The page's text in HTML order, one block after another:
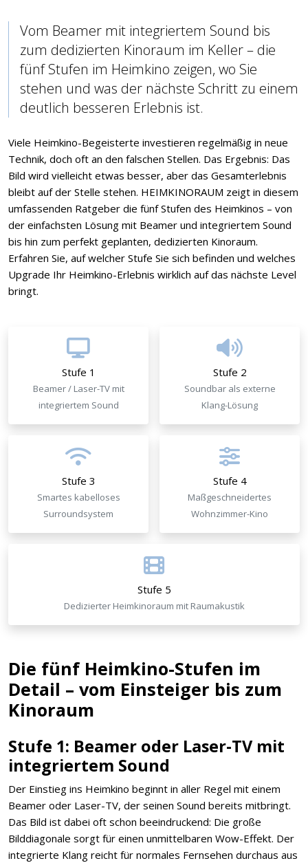
Vom Beamer mit integriertem Sound bis
zum dedizierten Kinoraum im Keller – die
fünf Stufen im Heimkino zeigen, wo Sie
stehen und was der nächste Schritt zu einem
deutlich besseren Erlebnis ist.
Viele Heimkino-Begeisterte investieren regelmäßig in neue
Technik, doch oft an den falschen Stellen. Das Ergebnis: Das
Bild wird vielleicht etwas besser, aber das Gesamterlebnis
bleibt auf der Stelle stehen. HEIMKINORAUM zeigt in diesem
umfassenden Ratgeber die fünf Stufen des Heimkinos – von
der einfachsten Lösung mit Beamer und integriertem Sound
bis hin zum perfekt geplanten, dedizierten Kinoraum.
Erfahren Sie, auf welcher Stufe Sie sich befinden und welches
Upgrade Ihr Heimkino-Erlebnis wirklich auf das nächste Level
bringt.
Stufe 1
Beamer / Laser-TV mit
integriertem Sound
Stufe 2
Soundbar als externe
Klang-Lösung
Stufe 3
Smartes kabelloses
Surroundsystem
Stufe 4
Maßgeschneidertes
Wohnzimmer-Kino
Stufe 5
Dedizierter Heimkinoraum mit Raumakustik
Die fünf Heimkino-Stufen im
Detail – vom Einsteiger bis zum
Kinoraum
Stufe 1: Beamer oder Laser-TV mit
integriertem Sound
Der Einstieg ins Heimkino beginnt in aller Regel mit einem
Beamer oder Laser-TV, der seinen Sound bereits mitbringt.
Das Bild ist dabei oft schon beeindruckend: Die große
Bilddiagonale sorgt für einen unmittelbaren Wow-Effekt. Der
integrierte Klang reicht für normales Fernsehen durchaus aus